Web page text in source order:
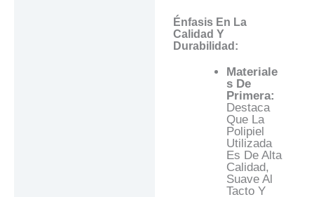
Énfasis En La
Calidad Y
Durabilidad:
Materiale
S De
Primera:
Destaca
Que La
Polipiel
Utilizada
Es De Alta
Calidad,
Suave Al
Tacto Y